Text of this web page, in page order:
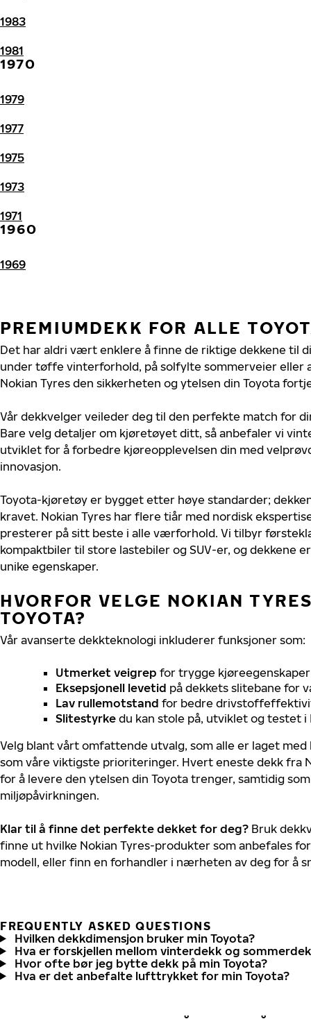
1983
1981
1970
1979
1977
1975
1973
1971
1960
1969
PREMIUMDEKK FOR ALLE
Det har aldri vært enklere å finne de riktige dekkene til
under tøffe vinterforhold, på solfylte sommerveier eller
Nokian Tyres den sikkerheten og ytelsen din Toyota
Vår dekkvelger veileder deg til den perfekte match for
Bare velg detaljer om kjøretøyet ditt, så anbefaler vi
utviklet for å forbedre kjøreopplevelsen din med
innovasjon.
Toyota-kjøretøy er bygget etter høye standarder;
kravet. Nokian Tyres har flere tiår med nordisk
presterer på sitt beste i alle værforhold. Vi tilbyr
kompaktbiler til store lastebiler og SUV-er, og dekkene
unike egenskaper.
HVORFOR VELGE NOKIAN
TOYOTA?
Vår avanserte dekkteknologi inkluderer funksjoner som:
Utmerket veigrep for trygge
Eksepsjonell levetid på dekkets slitebane for
Lav rullemotstand for bedre
Slitestyrke du kan stole på, utviklet og testet i
Velg blant vårt omfattende utvalg, som alle er laget
som våre viktigste prioriteringer. Hvert eneste dekk fra
for å levere den ytelsen din Toyota trenger, samtidig
miljøpåvirkningen.
Klar til å finne det perfekte dekket for deg? Bruk
finne ut hvilke Nokian Tyres-produkter som anbefales
modell, eller finn en forhandler i nærheten av deg for å
FREQUENTLY ASKED QUESTIONS
Hvilken dekkdimensjon bruker min Toyota?
Hva er forskjellen mellom vinterdekk og
Hvor ofte bør jeg bytte dekk på min Toyota?
Hva er det anbefalte lufttrykket for min Toyota?